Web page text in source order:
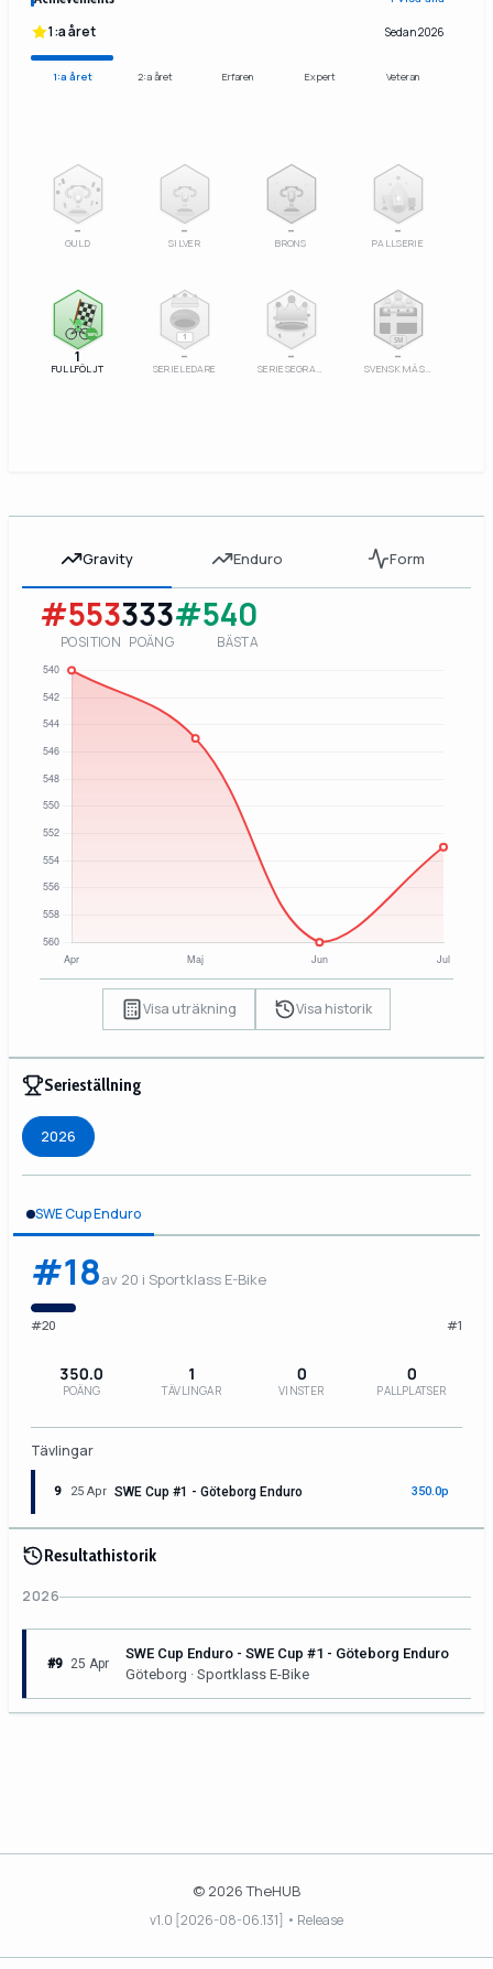
Gravity Enduro Form
#553
POSITION
333
POÄNG
#540
BÄSTA
Visa uträkning Visa historik
Serieställning
2026
SWE Cup Enduro
#18av 20 i Sportklass E-Bike
#20 #1
350.0
POÄNG
1
TÄVLINGAR
0
VINSTER
0
PALLPLATSER
Tävlingar
9 25 Apr SWE Cup #1 - Göteborg Enduro 350.0p
Resultathistorik
2026
#9 25 Apr
SWE Cup Enduro - SWE Cup #1 - Göteborg Enduro
Göteborg · Sportklass E-Bike
1:a året Sedan 2026
1:a året 2:a året Erfaren Expert Veteran
–
GULD
–
SILVER
3
–
BRONS
–
PALLSERIE
100%
1
FULLFÖLJT
1
–
SERIELEDARE
–
SERIESEGRARE
SM
–
SVENSK MÄSTARE
© 2026 TheHUB
v1.0 [2026-08-06.131] • Release